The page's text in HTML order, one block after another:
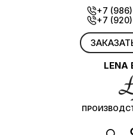
+7
+7
LENA